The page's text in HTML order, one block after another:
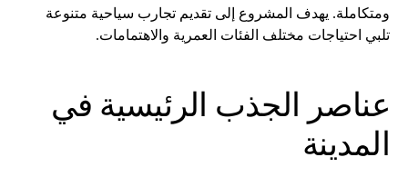
ومتكاملة. يهدف المشروع إلى تقديم تجارب سياحية متنوعة
تلبي احتياجات مختلف الفئات العمرية والاهتمامات.
عناصر الجذب الرئيسية في
المدينة